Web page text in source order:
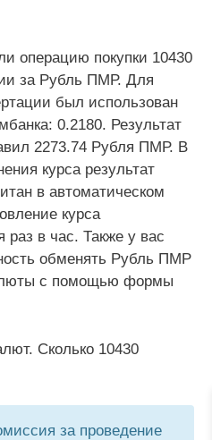
операцию покупки 10430
за Рубль ПМР. Для
был использован
0.2180. Результат
2273.74 Рубля ПМР. В
курса результат
в автоматическом
курса
раз в час. Также у вас
обменять Рубль ПМР
с помощью формы
Сколько 10430
за проведение